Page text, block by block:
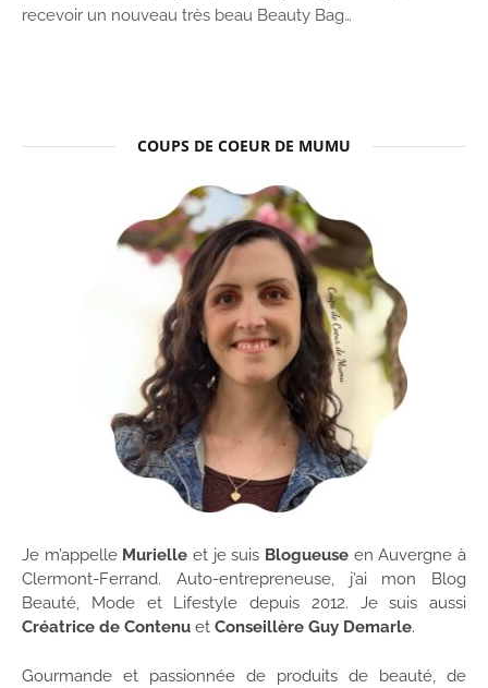
recevoir un nouveau très beau Beauty Bag…
COUPS DE COEUR DE MUMU
Je m’appelle Murielle et je suis Blogueuse en Auvergne à
Clermont-Ferrand. Auto-entrepreneuse, j’ai mon Blog
Beauté, Mode et Lifestyle depuis 2012. Je suis aussi
Créatrice de Contenu et Conseillère Guy Demarle.
Gourmande et passionnée de produits de beauté, de